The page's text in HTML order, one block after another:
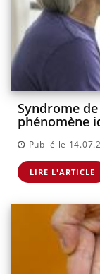
Syndrome
phénomène
Publié le
LIRE L'ARTICLE